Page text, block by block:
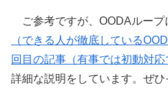
ご参考ですが、OODAループ
（できる人が徹底している
回目の記事（有事では初動対応
詳細な説明をしています。ぜひ